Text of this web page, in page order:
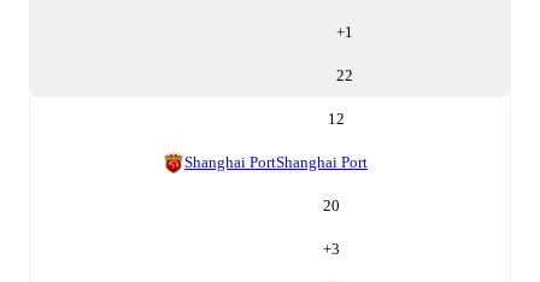
+1
22
12
Shanghai PortShanghai Port
20
+3